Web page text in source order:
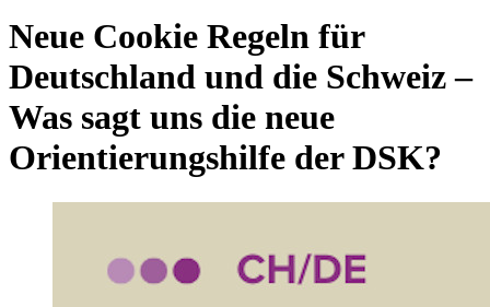
Neue Cookie Regeln für
Deutschland und die Schweiz –
Was sagt uns die neue
Orientierungshilfe der DSK?